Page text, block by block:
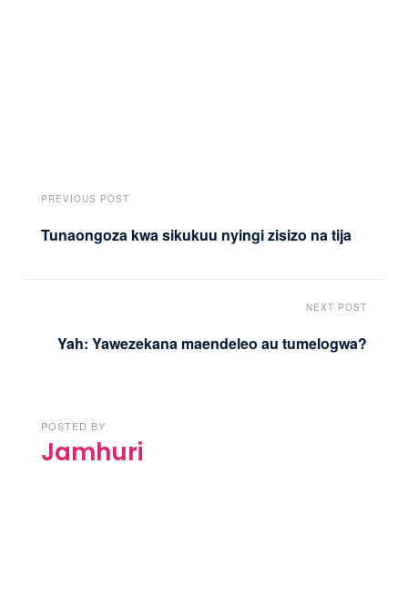
PREVIOUS POST
Tunaongoza kwa sikukuu nyingi zisizo na tija
NEXT POST
Yah: Yawezekana maendeleo au tumelogwa?
POSTED BY
Jamhuri